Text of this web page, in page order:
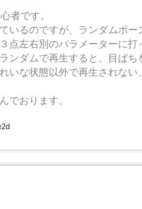
者です。
いるのですが、ランダムポ
点左右別のパラメーターに打
ンダムで再生すると、目ぱ
いな状態以外で再生されな
でおります。